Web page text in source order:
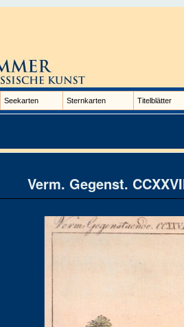
Seekarten Sternkarten Titelblätter
Verm. Gegenst.